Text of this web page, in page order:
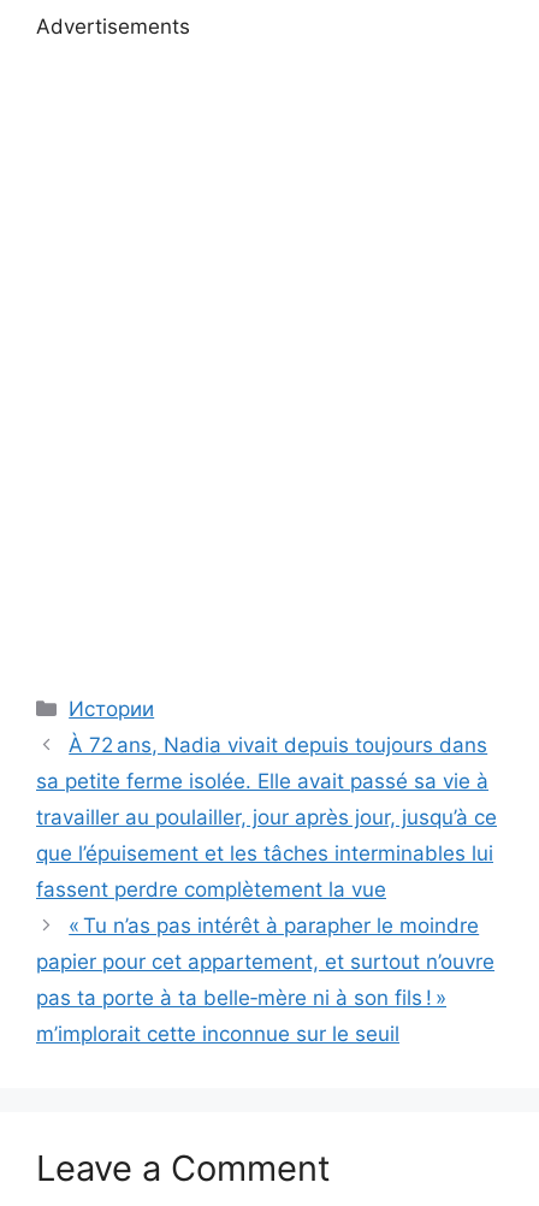
Advertisements
Categories
Истории
À 72 ans, Nadia vivait depuis toujours dans
sa petite ferme isolée. Elle avait passé sa vie à
travailler au poulailler, jour après jour, jusqu’à ce
que l’épuisement et les tâches interminables lui
fassent perdre complètement la vue
« Tu n’as pas intérêt à parapher le moindre
papier pour cet appartement, et surtout n’ouvre
pas ta porte à ta belle‑mère ni à son fils ! »
m’implorait cette inconnue sur le seuil
Leave a Comment